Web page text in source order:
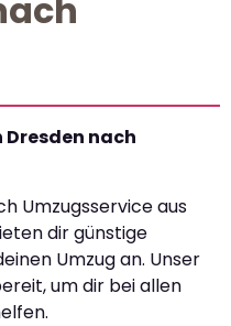
Dresden nach
Umzugsservice aus
dir günstige
Umzug an. Unser
um dir bei allen